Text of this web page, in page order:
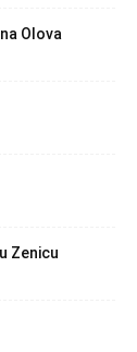
Olova
Zenicu